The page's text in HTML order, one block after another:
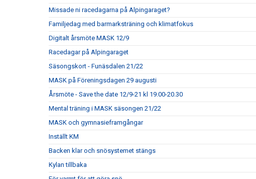
Missade ni racedagarna på Alpingaraget?
Familjedag med barmarksträning och klimatfokus
Digitalt årsmöte MASK 12/9
Racedagar på Alpingaraget
Säsongskort - Funäsdalen 21/22
MASK på Föreningsdagen 29 augusti
Årsmöte - Save the date 12/9-21 kl 19.00-20.30
Mental träning i MASK säsongen 21/22
MASK och gymnasieframgångar
Inställt KM
Backen klar och snösystemet stängs
Kylan tillbaka